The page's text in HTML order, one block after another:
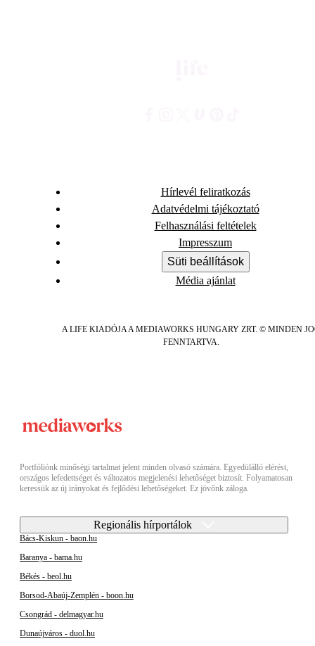
Hírlevél feliratkozás
Adatvédelmi tájékoztató
Felhasználási feltételek
Impresszum
Süti beállítások
Média ajánlat
A LIFE KIADÓJA A MEDIAWORKS HUNGARY ZRT. © MINDEN
FENNTARTVA.
Portfóliónk minőségi tartalmat jelent minden olvasó számára. Egyedülálló elérést,
országos lefedettséget és változatos megjelenési lehetőséget biztosít. Folyamatosan
keressük az új irányokat és fejlődési lehetőségeket. Ez jövőnk záloga.
Regionális hírportálok
Bács-Kiskun - baon.hu
Baranya - bama.hu
Békés - beol.hu
Borsod-Abaúj-Zemplén - boon.hu
Csongrád - delmagyar.hu
Dunaújváros - duol.hu